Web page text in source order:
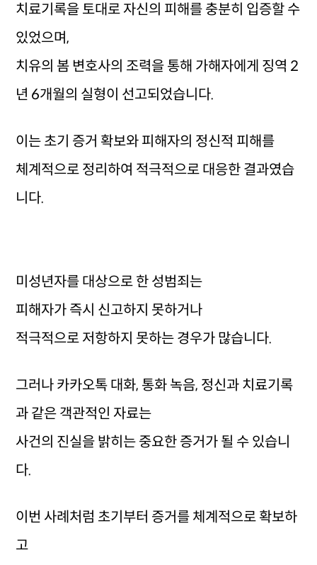
치료기록을 토대로 자신의 피해를 충분히 입증할 수
있었으며,
치유의 봄 변호사의 조력을 통해 가해자에게 징역 2
년 6개월의 실형이 선고되었습니다.
이는 초기 증거 확보와 피해자의 정신적 피해를
체계적으로 정리하여 적극적으로 대응한 결과였습
니다.
미성년자를 대상으로 한 성범죄는
피해자가 즉시 신고하지 못하거나
적극적으로 저항하지 못하는 경우가 많습니다.
그러나 카카오톡 대화, 통화 녹음, 정신과 치료기록
과 같은 객관적인 자료는
사건의 진실을 밝히는 중요한 증거가 될 수 있습니
다.
이번 사례처럼 초기부터 증거를 체계적으로 확보하
고